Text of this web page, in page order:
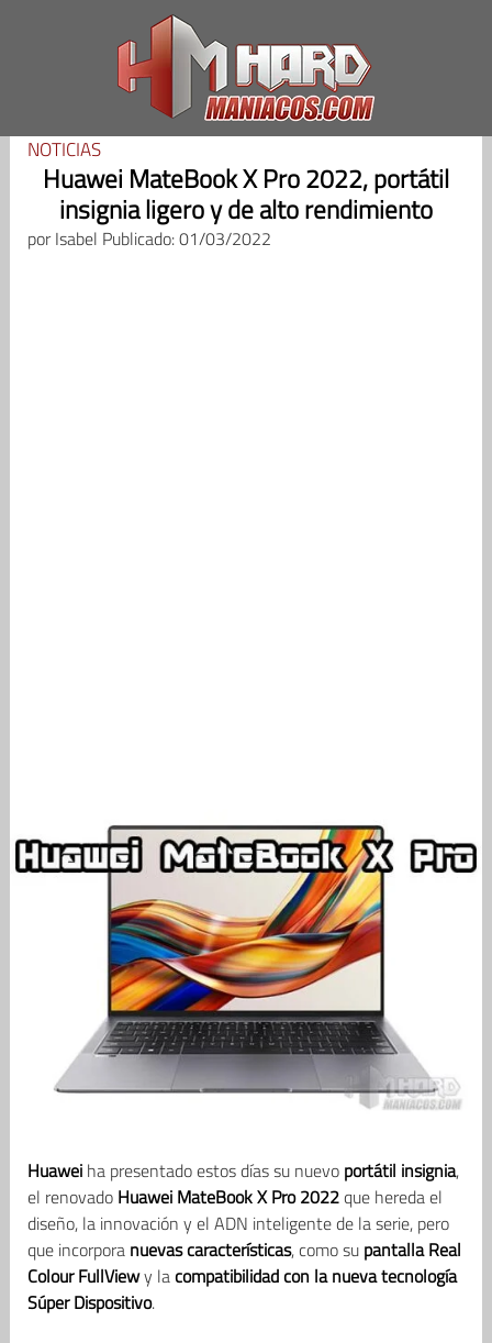
NOTICIAS
Huawei MateBook X Pro 2022, portátil
insignia ligero y de alto rendimiento
porIsabel Publicado: 01/03/2022
Huawei ha presentado estos días su nuevo portátil insignia,
el renovado Huawei MateBook X Pro 2022que hereda el
diseño, la innovación y el ADN inteligente de la serie, pero
que incorpora nuevas características, como su pantalla Real
Colour FullViewy lacompatibilidad con la nueva tecnología
Súper Dispositivo.